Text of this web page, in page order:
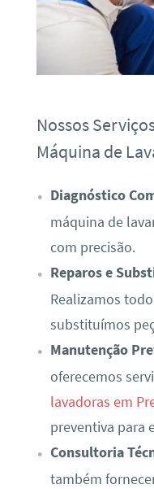
Nossos
Máquina de
Diagnóstico
máquina de
com precisão.
Reparos e
Realizamos
substituímos
Manutenção
oferecemos
lavadoras em
preventiva para
Consultoria
também